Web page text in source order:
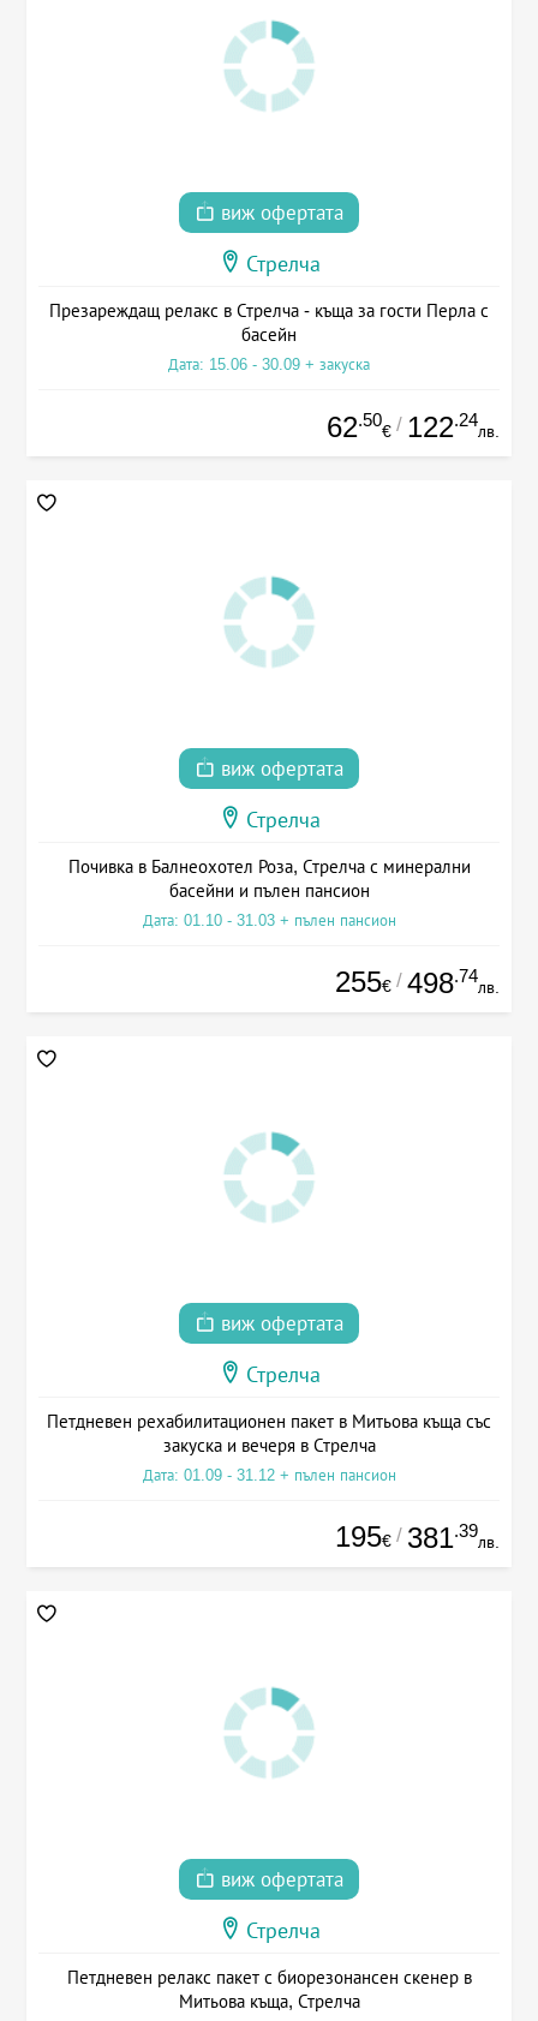
виж офертата
Стрелча
Презареждащ релакс в Стрелча - къща за гости Перла с
басейн
Дата: 15.06 - 30.09 + закуска
62.50
€ / 122.24
лв.
виж офертата
Стрелча
Почивка в Балнеохотел Роза, Стрелча с минерални
басейни и пълен пансион
Дата: 01.10 - 31.03 + пълен пансион
255€ / 498.74
лв.
виж офертата
Стрелча
Петдневен рехабилитационен пакет в Митьова къща със
закуска и вечеря в Стрелча
Дата: 01.09 - 31.12 + пълен пансион
195€ / 381.39
лв.
виж офертата
Стрелча
Петдневен релакс пакет с биорезонансен скенер в
Митьова къща, Стрелча